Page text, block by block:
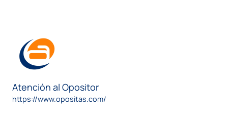
Atención al Opositor
https://www.opositas.com/